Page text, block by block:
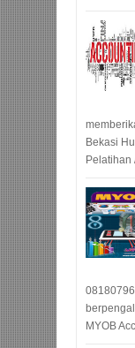
Bekasi
Pelatihan
MYOB